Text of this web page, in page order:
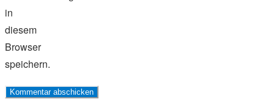
in
diesem
Browser
speichern.